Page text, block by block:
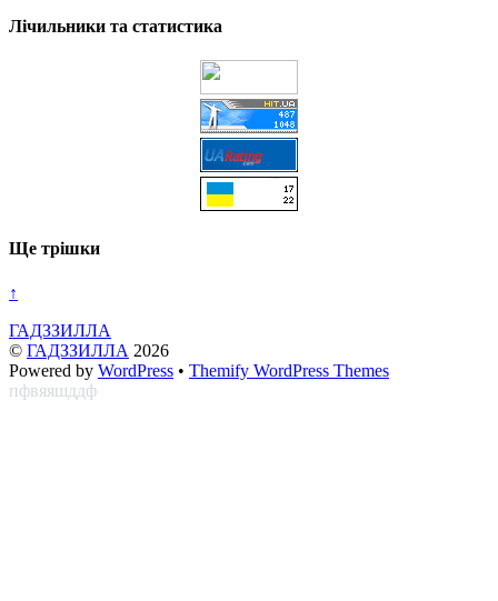
Лічильники та статистика
Ще трішки
↑
ГАДЗЗИЛЛА
© ГАДЗЗИЛЛА 2026
Powered by WordPress • Themify WordPress Themes
пфвяяшддф